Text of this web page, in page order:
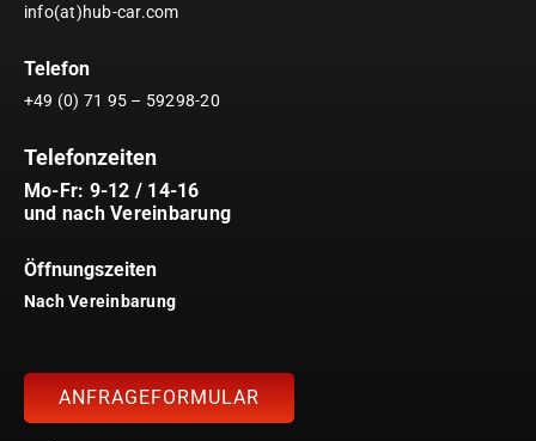
info(at)hub-car.com
Telefon
+49 (0) 71 95 – 59298-20
Telefonzeiten
Mo-Fr: 9-12 / 14-16
und nach Vereinbarung
Öffnungszeiten
Nach Vereinbarung
ANFRAGEFORMULAR